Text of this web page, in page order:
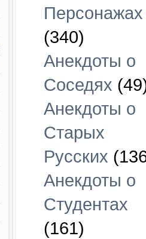
Персонажах
(340)
Анекдоты о
Соседях
Анекдоты о
Старых
Русских
Анекдоты о
Студентах
(161)